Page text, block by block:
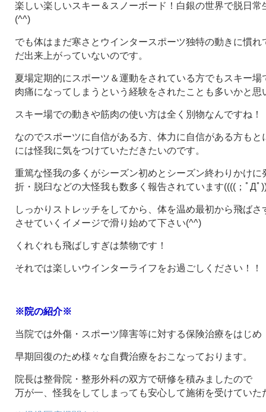
楽しい楽しいスキー＆スノーボード！白銀の世界で脱日常
(^^)
でも体はまだ寒さとウインタースポーツ独特の動きに慣れ
だ出来上がっていないのです。
夏場定期的にスポーツ＆運動をされている方でもスキー場
肉痛になってしまうという経験をされたことも多いかと思
スキー場での動きや筋肉の使い方は全く別物なんですね！
なのでスポーツに自信がある方、体力に自信がある方もと
には怪我に気をつけていただきたいのです。
重篤な怪我の多くがシーズン初めとシーズン終わりかけに
折・脱臼などの大怪我も数多く報告されています((((；ﾟДﾟ
しっかりストレッチをしてから、体を温め最初から飛ば
させていくイメージで滑り始めて下さい(^^)
くれぐれも飛ばしすぎは禁物です！
それでは楽しいウインターライフをお過ごしください！！
※院の紹介※
当院では外傷・スポーツ障害等に対する保険治療をはじめ
早期回復のため様々な自費治療をおこなっております。
院長は整骨院・整形外科の双方で研修を積みましたので
万が一、怪我をしてしまっても安心して施術を受けていた